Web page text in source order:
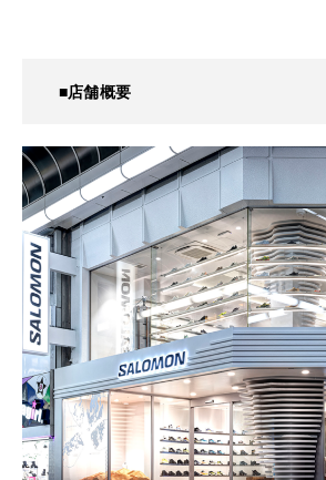
■店舗概要